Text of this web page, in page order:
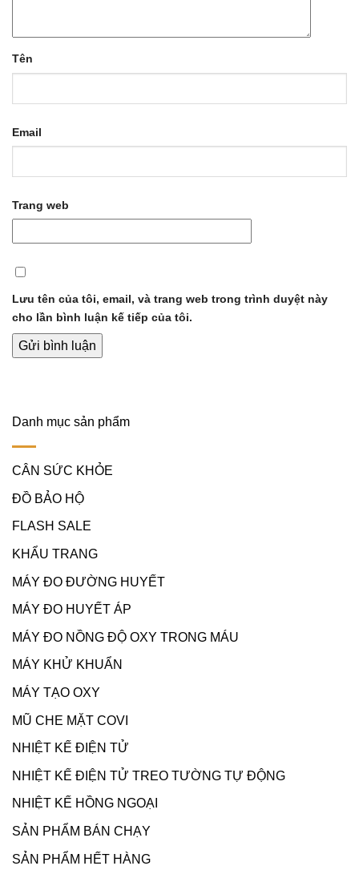
Tên
Email
Trang web
Lưu tên của tôi, email, và trang web trong trình duyệt này
cho lần bình luận kế tiếp của tôi.
Danh mục sản phẩm
CÂN SỨC KHỎE
ĐỒ BẢO HỘ
FLASH SALE
KHẨU TRANG
MÁY ĐO ĐƯỜNG HUYẾT
MÁY ĐO HUYẾT ÁP
MÁY ĐO NỒNG ĐỘ OXY TRONG MÁU
MÁY KHỬ KHUẨN
MÁY TẠO OXY
MŨ CHE MẶT COVI
NHIỆT KẾ ĐIỆN TỬ
NHIỆT KẾ ĐIỆN TỬ TREO TƯỜNG TỰ ĐỘNG
NHIỆT KẾ HỒNG NGOẠI
SẢN PHẨM BÁN CHẠY
SẢN PHẨM HẾT HÀNG